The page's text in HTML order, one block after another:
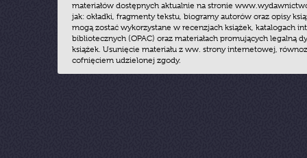
materiałów dostępnych aktualnie na stronie
jak: okładki, fragmenty tekstu, biogramy autorów oraz opisy
mogą zostać wykorzystane w recenzjach książek, katalogach
bibliotecznych (OPAC) oraz materiałach promujących legalną
książek. Usunięcie materiału z ww. strony internetowej,
cofnięciem udzielonej zgody.